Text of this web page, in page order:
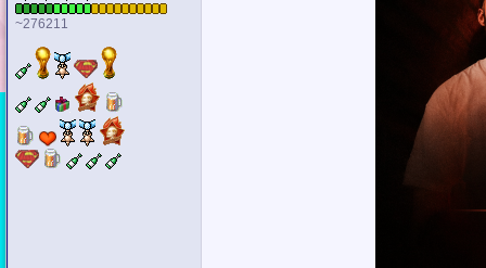
~276211